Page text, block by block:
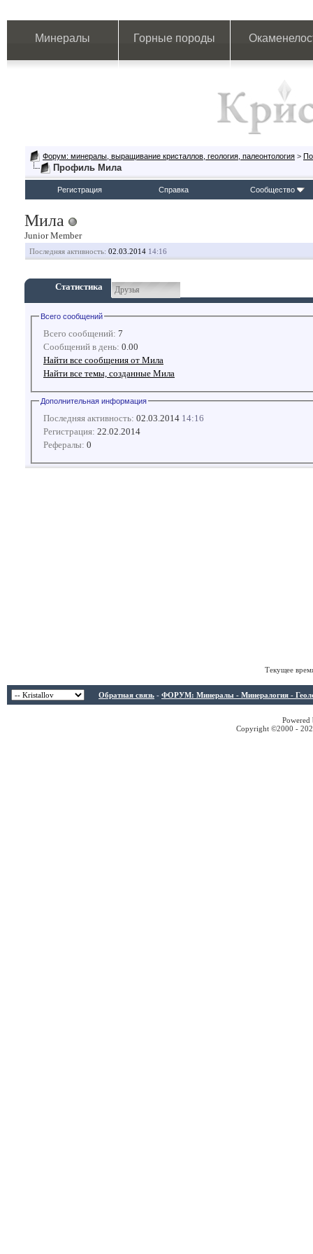
Минералы Горные породы
Форум: минералы, выращивание кристаллов, геология, палеонтология >
Профиль Мила
Регистрация Справка Сообщество
Мила
Junior Member
Последняя активность: 02.03.2014 14:16
Статистика Друзья
Всего сообщений
Всего сообщений: 7
Сообщений в день: 0.00
Найти все сообщения от Мила
Найти все темы, созданные Мила
Дополнительная информация
Последняя активность: 02.03.2014 14:16
Регистрация: 22.02.2014
Рефералы: 0
Текущее
Обратная связь - ФОРУМ: Минералы - Минералогия -
Copyright ©2000 -